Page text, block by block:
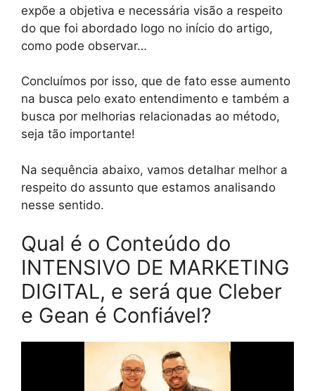
expõe a objetiva e necessária visão a respeito
do que foi abordado logo no início do artigo,
como pode observar…
Concluímos por isso, que de fato esse aumento
na busca pelo exato entendimento e também a
busca por melhorias relacionadas ao método,
seja tão importante!
Na sequência abaixo, vamos detalhar melhor a
respeito do assunto que estamos analisando
nesse sentido.
Qual é o Conteúdo do
INTENSIVO DE MARKETING
DIGITAL, e será que Cleber
e Gean é Confiável?